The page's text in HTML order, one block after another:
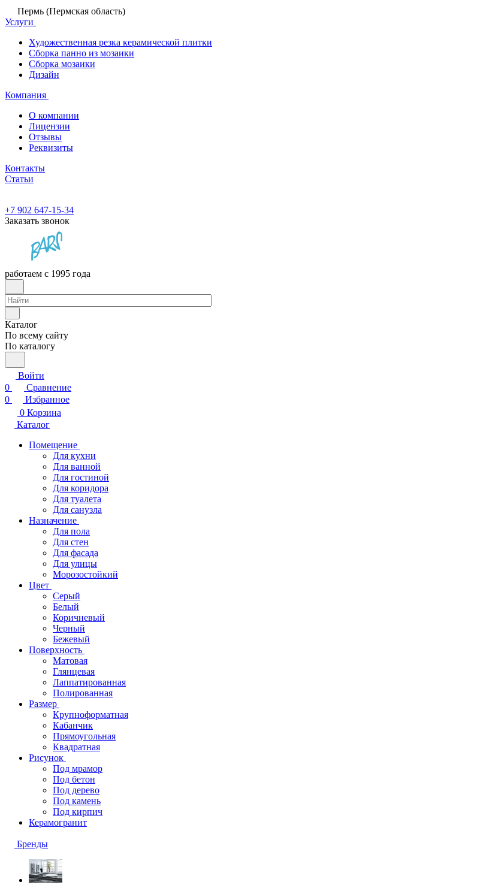
Пермь (Пермская область)
Услуги
Художественная резка керамической плитки
Сборка панно из мозаики
Сборка мозаики
Дизайн
Компания
О компании
Лицензии
Отзывы
Реквизиты
Контакты
Статьи
+7 902 647-15-34
Заказать звонок
работаем с 1995 года
Каталог
По всему сайту
По каталогу
Войти
0
Сравнение
0
Избранное
0 Корзина
Каталог
Помещение
Для кухни
Для ванной
Для гостиной
Для коридора
Для туалета
Для санузла
Назначение
Для пола
Для стен
Для фасада
Для улицы
Морозостойкий
Цвет
Серый
Белый
Коричневый
Черный
Бежевый
Поверхность
Матовая
Глянцевая
Лаппатированная
Полированная
Размер
Крупноформатная
Кабанчик
Прямоугольная
Квадратная
Рисунок
Под мрамор
Под бетон
Под дерево
Под камень
Под кирпич
Керамогранит
Бренды